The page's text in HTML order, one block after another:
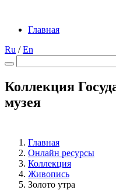
Главная
Ru /En
Коллекция
музея
Главная
Онлайн ресурсы
Коллекция
Живопись
Золото утра